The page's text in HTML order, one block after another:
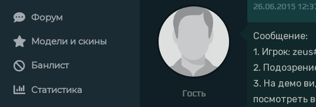
Форум
Модели и скины
Банлист
Статистика Гость
26.06.2015
Сообщение:
1. Игрок:
2.
3. На демо
посмотреть